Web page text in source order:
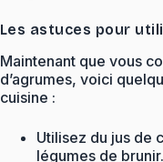
Les astuces pour
Maintenant que vous
d’agrumes, voici
cuisine :
Utilisez du jus de
légumes de